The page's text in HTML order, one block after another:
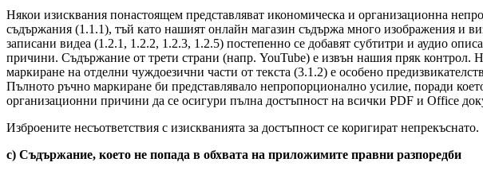
Някои изисквания понастоящем представляват икономическа и организационна
съдържания (1.1.1), тъй като нашият онлайн магазин съдържа много изображения и
записани видеа (1.2.1, 1.2.2, 1.2.3, 1.2.5) постепенно се добавят субтитри и аудио
причини. Съдържание от трети страни (напр. YouTube) е извън нашия пряк контрол.
маркиране на отделни чуждоезични части от текста (3.1.2) е особено
Пълното ръчно маркиране би представлявало непропорционално усилие, поради
организационни причини да се осигури пълна достъпност на всички PDF и Office
Изброените несъответствия с изискванията за достъпност се коригират непрекъснато.
c) Съдържание, което не попада в обхвата на приложимите правни разпоредби